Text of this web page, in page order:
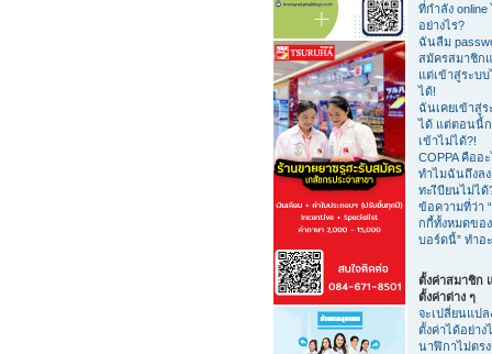
ที่กำลัง online
อย่างไร?
ฉันลืม
สมัครสมาชิก
แต่เข้าสู่ระบบ
ได้!
ฉันเคยเข้าสู่ร
ได้ แต่ตอนนี้
เข้าไม่ได้?!
COPPA คืออ
ทำไมฉันถึงลง
ทะเีบียนไม่ได้
ข้อความที่ว่า
กกี้ทั้งหมดของ
บอร์ดนี้” ทำอ
ตั้งค่าสมาชิก
ตั้งค่าต่าง ๆ
จะเปลี่ยนแปล
ตั้งค่าได้อย่าง
นาฬิกาไม่ตร